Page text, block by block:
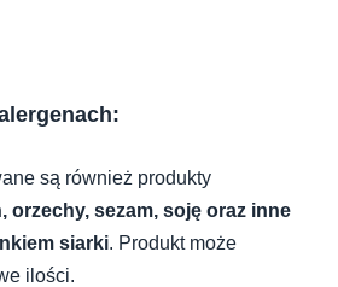
są również produkty
orzechy, sezam, soję oraz inne
siarki. Produkt może
ilości.